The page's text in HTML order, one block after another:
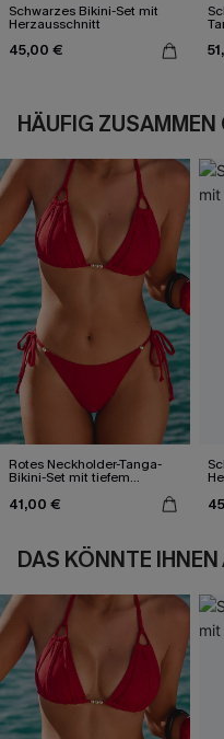
Schwarzes Bikini-Set mit
Herzausschnitt
45,00 €
HÄUFIG ZUSAMMEN
Rotes Neckholder-Tanga-
Bikini-Set mit tiefem
41,00 €
DAS KÖNNTE